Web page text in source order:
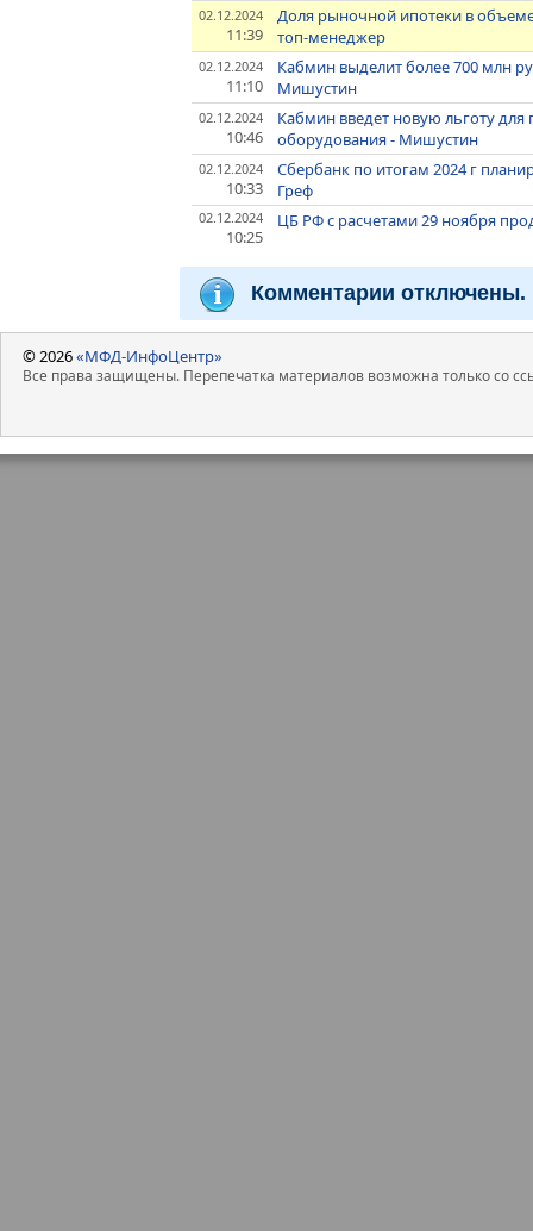
02.12.2024
11:39
Доля рыночной ипотеки в объеме
топ-менеджер
02.12.2024
11:10
Кабмин выделит более 700 млн
Мишустин
02.12.2024
10:46
Кабмин введет новую льготу для
оборудования - Мишустин
02.12.2024
10:33
Сбербанк по итогам 2024 г
Греф
02.12.2024
10:25
ЦБ РФ с расчетами 29 ноября
Комментарии отключены.
© 2026«МФД-ИнфоЦентр»
Все права защищены. Перепечатка материалов возможна только со